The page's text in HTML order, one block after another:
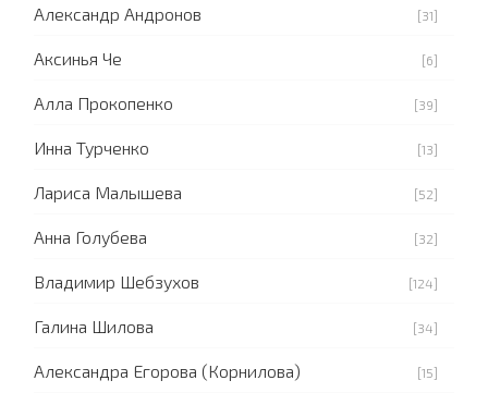
Александр Андронов [31]
Аксинья Че [6]
Алла Прокопенко [39]
Инна Турченко [13]
Лариса Малышева [52]
Анна Голубева [32]
Владимир Шебзухов [124]
Галина Шилова [34]
Александра Егорова (Корнилова) [15]